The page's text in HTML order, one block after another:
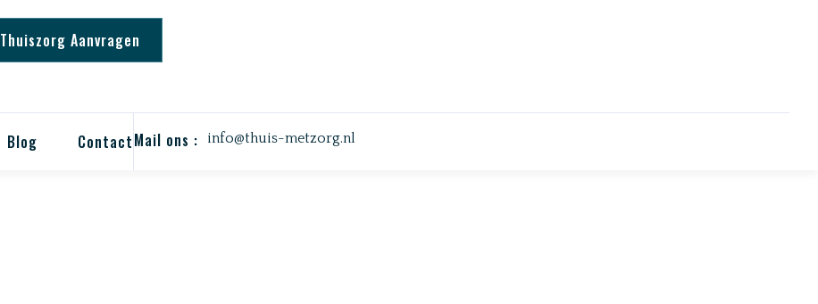
Thuiszorg Aanvragen
Blog ContactMail ons : info@thuis-metzorg.nl